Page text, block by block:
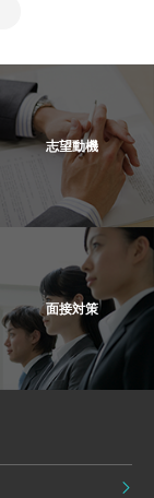
志望動機
面接対策